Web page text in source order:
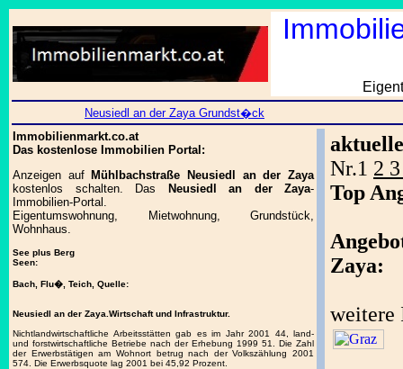
Neusiedl an der Zaya Grundst�ck
Immobilienmarkt.co.at
Das kostenlose Immobilien Portal:
Anzeigen auf Mühlbachstraße Neusiedl an der Zaya
kostenlos schalten. Das
Neusiedl an der Zaya-
Immobilien-Portal.
Eigentumswohnung, Mietwohnung, Grundstück,
Wohnhaus.
See plus Berg
Seen:
Bach, Flu�, Teich, Quelle:
Neusiedl an der Zaya.Wirtschaft und Infrastruktur.
Nichtlandwirtschaftliche Arbeitsstätten gab es im Jahr 2001 44, land-
und forstwirtschaftliche Betriebe nach der Erhebung 1999 51. Die Zahl
der Erwerbstätigen am Wohnort betrug nach der Volkszählung 2001
574. Die Erwerbsquote lag 2001 bei 45,92 Prozent.
Nr.1 2
Top
Zaya:
weitere